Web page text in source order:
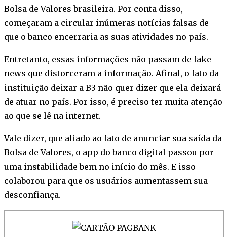
Bolsa de Valores brasileira. Por conta disso,
começaram a circular inúmeras notícias falsas de
que o banco encerraria as suas atividades no país.
Entretanto, essas informações não passam de fake
news que distorceram a informação. Afinal, o fato da
instituição deixar a B3 não quer dizer que ela deixará
de atuar no país. Por isso, é preciso ter muita atenção
ao que se lê na internet.
Vale dizer, que aliado ao fato de anunciar sua saída da
Bolsa de Valores, o app do banco digital passou por
uma instabilidade bem no início do mês. E isso
colaborou para que os usuários aumentassem sua
desconfiança.